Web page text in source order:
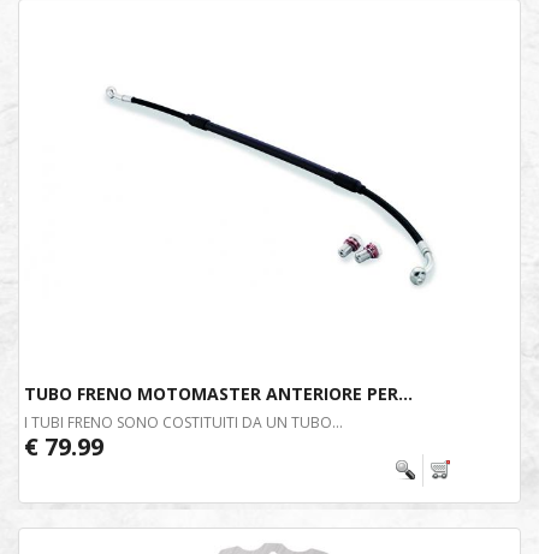
TUBO FRENO MOTOMASTER ANTERIORE PER...
I TUBI FRENO SONO COSTITUITI DA UN TUBO...
€ 79.99